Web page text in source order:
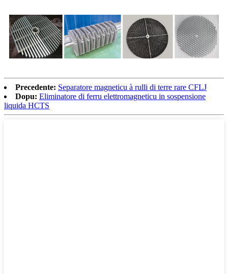
Precedente: Separatore magneticu à rulli di terre rare CFLJ
Dopu: Eliminatore di ferru elettromagneticu in sospensione
liquida HCTS